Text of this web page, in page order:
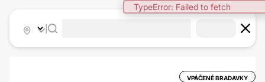
TypeError: Failed to fetch
VPÁČENÉ BRADAVKY